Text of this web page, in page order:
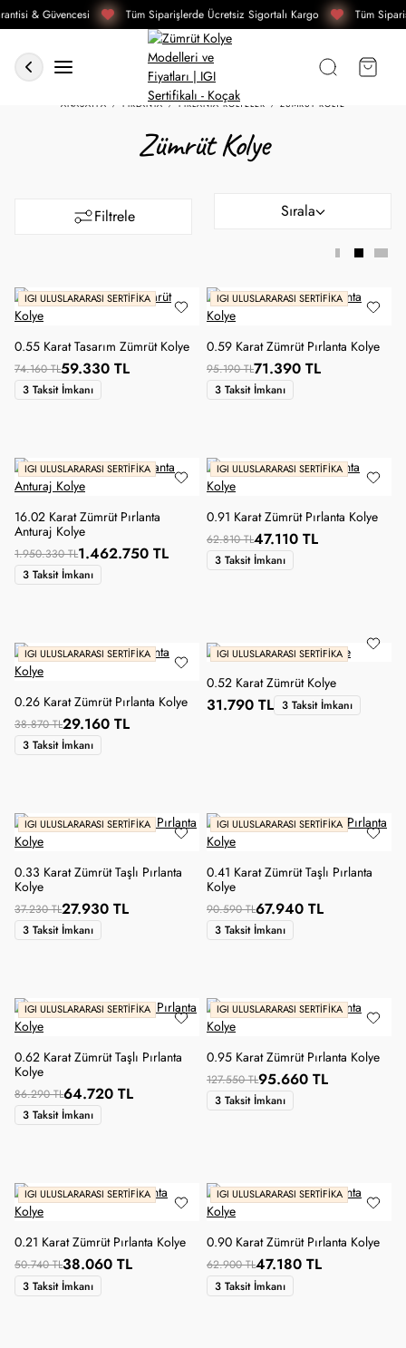
& Güvencesi Tüm Siparişlerde Ücretsiz Sigortalı Kargo Tüm
ANASAYFA PIRLANTA PIRLANTA KOLYELER ZÜMRÜT KOLYE
Zümrüt Kolye
Filtrele Sırala
IGI ULUSLARARASI SERTIFIKA
0.55 Karat Tasarım Zümrüt Kolye
74.160 TL59.330 TL
3 Taksit İmkanı
IGI ULUSLARARASI SERTIFIKA
0.59 Karat Zümrüt Pırlanta Kolye
95.190 TL71.390 TL
3 Taksit İmkanı
IGI ULUSLARARASI SERTIFIKA
16.02 Karat Zümrüt Pırlanta
Anturaj Kolye
1.950.330 TL1.462.750 TL
3 Taksit İmkanı
IGI ULUSLARARASI SERTIFIKA
0.91 Karat Zümrüt Pırlanta Kolye
62.810 TL47.110 TL
3 Taksit İmkanı
IGI ULUSLARARASI SERTIFIKA
0.26 Karat Zümrüt Pırlanta Kolye
38.870 TL29.160 TL
3 Taksit İmkanı
IGI ULUSLARARASI SERTIFIKA
0.52 Karat Zümrüt Kolye
31.790 TL 3 Taksit İmkanı
IGI ULUSLARARASI SERTIFIKA
0.33 Karat Zümrüt Taşlı Pırlanta
Kolye
37.230 TL27.930 TL
3 Taksit İmkanı
IGI ULUSLARARASI SERTIFIKA
0.41 Karat Zümrüt Taşlı Pırlanta
Kolye
90.590 TL67.940 TL
3 Taksit İmkanı
IGI ULUSLARARASI SERTIFIKA
0.62 Karat Zümrüt Taşlı Pırlanta
Kolye
86.290 TL64.720 TL
3 Taksit İmkanı
IGI ULUSLARARASI SERTIFIKA
0.95 Karat Zümrüt Pırlanta Kolye
127.550 TL95.660 TL
3 Taksit İmkanı
IGI ULUSLARARASI SERTIFIKA
0.21 Karat Zümrüt Pırlanta Kolye
50.740 TL38.060 TL
3 Taksit İmkanı
IGI ULUSLARARASI SERTIFIKA
0.90 Karat Zümrüt Pırlanta Kolye
62.900 TL47.180 TL
3 Taksit İmkanı